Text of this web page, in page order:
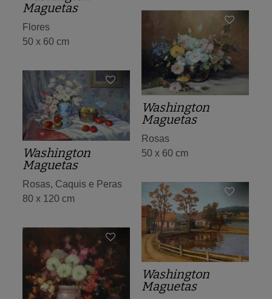
Maguetas
Flores
50 x 60 cm
Washington
Maguetas
Rosas
50 x 60 cm
Washington
Maguetas
Rosas, Caquis e Peras
80 x 120 cm
Washington
Maguetas